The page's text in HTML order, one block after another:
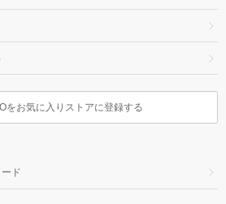
をお気に入りストアに登録する
ド